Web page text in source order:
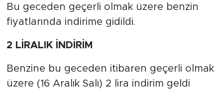
Bu geceden geçerli olmak üzere benzin
fiyatlarında indirime gidildi.
2 LİRALIK İNDİRİM
Benzine bu geceden itibaren geçerli olmak
üzere (16 Aralık Salı) 2 lira indirim geldi